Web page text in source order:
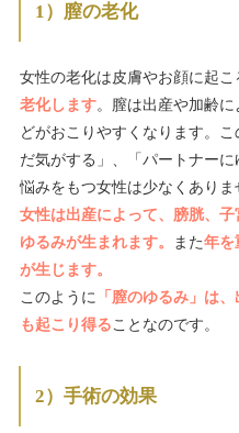
1）膣の老化
女性の老化は皮膚やお顔に起こ
老化します。膣は出産や加齢
どがおこりやすくなります。
だ気がする」、「パートナー
悩みをもつ女性は少なくありま
女性は出産によって、膀胱、
ゆるみが生まれます。
また年を
が生じます。
このように 「膣のゆるみ」は
も起こり得ることなのです。
2）手術の効果